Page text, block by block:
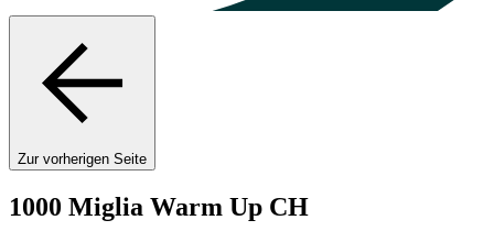
Zur vorherigen Seite
1000 Miglia Warm Up CH